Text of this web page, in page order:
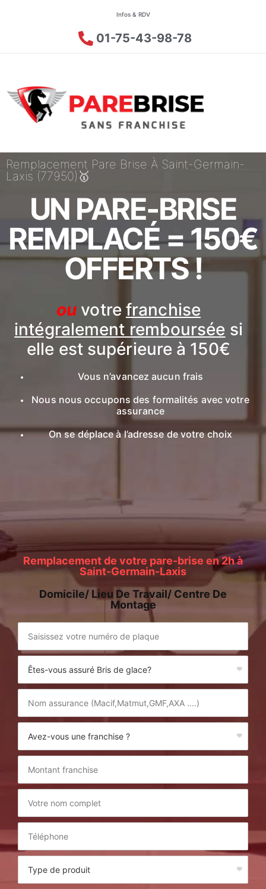
Infos & RDV
01-75-43-98-78
Remplacement Pare Brise À Saint-Germain-
Laxis (77950)🥇
UN PARE-BRISE
REMPLACÉ = 150€
OFFERTS !
ou votre franchise
intégralement remboursée si
elle est supérieure à 150€
Vous n’avancez aucun frais
Nous nous occupons des formalités avec votre
assurance
On se déplace à l’adresse de votre choix
Remplacement de votre pare-brise en 2h à
Saint-Germain-Laxis
Domicile/ Lieu De Travail/ Centre De
Montage